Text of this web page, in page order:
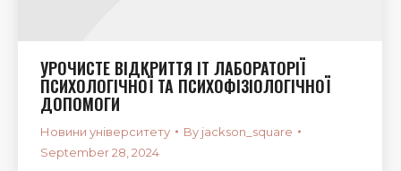
УРОЧИСТЕ ВІДКРИТТЯ ІТ ЛАБОРАТОРІЇ
ПСИХОЛОГІЧНОЇ ТА ПСИХОФІЗІОЛОГІЧНОЇ
ДОПОМОГИ
Новини університету By jackson_square
September 28, 2024